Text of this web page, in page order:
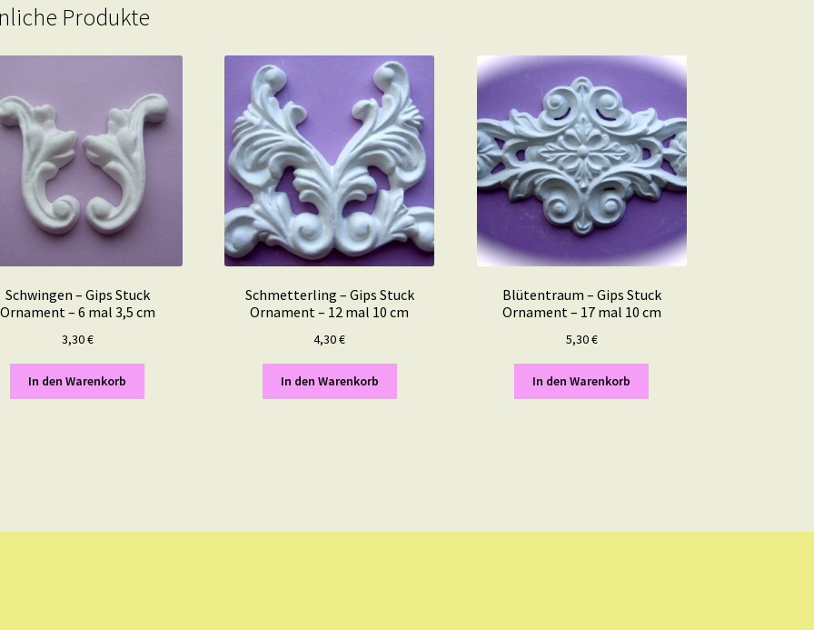
Produkte
Schwingen – Gips Stuck
Ornament – 6 mal 3,5 cm
3,30€
In den Warenkorb
Schmetterling – Gips Stuck
Ornament – 12 mal 10 cm
4,30€
In den Warenkorb
Blütentraum – Gips Stuck
Ornament – 17 mal 10 cm
5,30€
In den Warenkorb